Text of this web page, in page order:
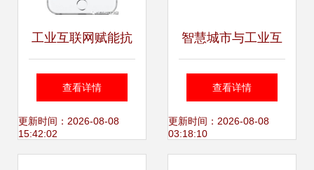
工业互联网赋能抗
疫 中煤集团疫情防
控系统入选山东省
查看详情
更新时间：2026-08-08
15:42:02
智慧城市与工业互
联网 大数据云技术
的未来图景
查看详情
更新时间：2026-08-08
03:18:10